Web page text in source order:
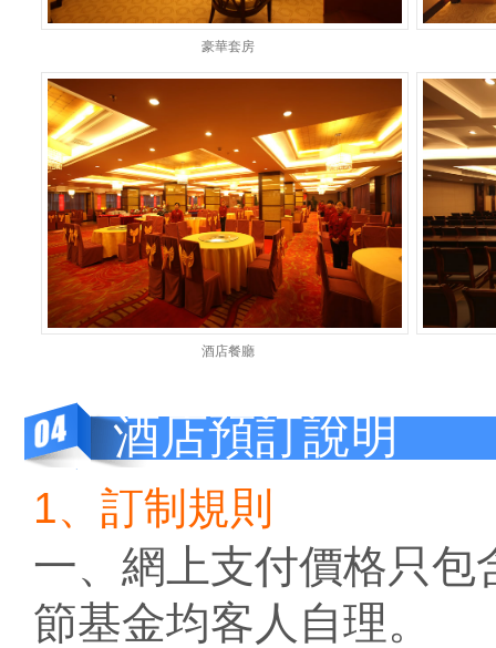
豪華套房
酒店餐廳
酒店預訂說明
1、訂制規則
一、網上支付價格只
節基金均客人自理。